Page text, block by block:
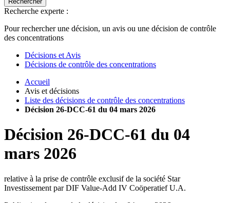
Recherche experte :
Pour rechercher une décision, un avis ou une décision de contrôle
des concentrations
Décisions et Avis
Décisions de contrôle des concentrations
Accueil
Avis et décisions
Liste des décisions de contrôle des concentrations
Décision 26-DCC-61 du 04 mars 2026
Décision 26-DCC-61 du 04
mars 2026
relative à la prise de contrôle exclusif de la société Star
Investissement par DIF Value-Add IV Coöperatief U.A.